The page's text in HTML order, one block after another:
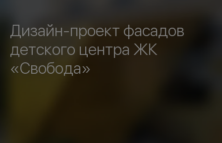
Дизайн-проект фасадов
детского центра ЖК
«Свобода»